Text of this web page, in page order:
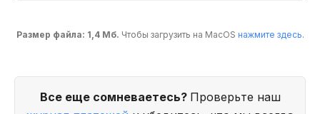
Размер файла: 1,4 Мб. Чтобы загрузить на MacOS нажмите здесь.
Все еще сомневаетесь? Проверьте наш